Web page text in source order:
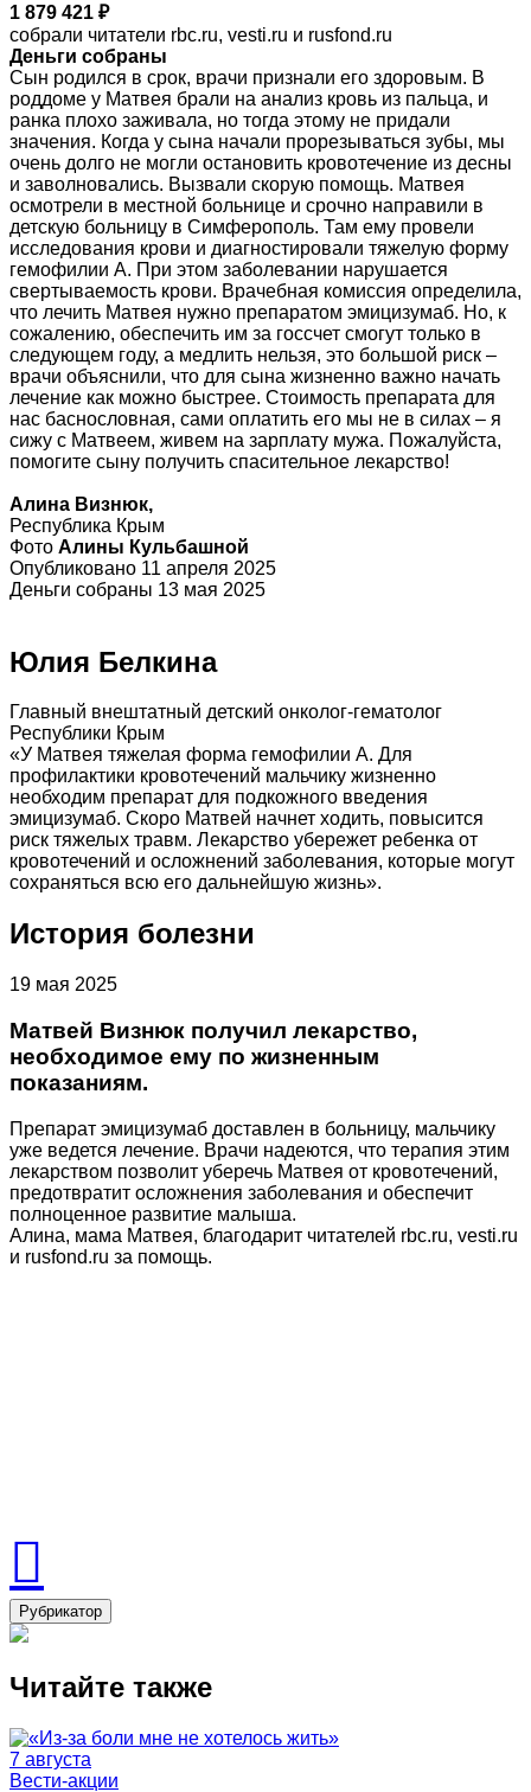
1 879 421 ₽
собрали читатели rbc.ru, vesti.ru и rusfond.ru
Деньги собраны
Сын родился в срок, врачи признали его здоровым. В
роддоме у Матвея брали на анализ кровь из пальца, и
ранка плохо заживала, но тогда этому не придали
значения. Когда у сына начали прорезываться зубы, мы
очень долго не могли остановить кровотечение из десны
и заволновались. Вызвали скорую помощь. Матвея
осмотрели в местной больнице и срочно направили в
детскую больницу в Симферополь. Там ему провели
исследования крови и диагностировали тяжелую форму
гемофилии А. При этом заболевании нарушается
свертываемость крови. Врачебная комиссия определила,
что лечить Матвея нужно препаратом эмицизумаб. Но, к
сожалению, обеспечить им за госсчет смогут только в
следующем году, а медлить нельзя, это большой риск –
врачи объяснили, что для сына жизненно важно начать
лечение как можно быстрее. Стоимость препарата для
нас баснословная, сами оплатить его мы не в силах – я
сижу с Матвеем, живем на зарплату мужа. Пожалуйста,
помогите сыну получить спасительное лекарство!
Алина Визнюк,
Республика Крым
Фото Алины Кульбашной
Опубликовано 11 апреля 2025
Деньги собраны 13 мая 2025
Юлия Белкина
Главный внештатный детский онколог-гематолог
Республики Крым
«У Матвея тяжелая форма гемофилии А. Для
профилактики кровотечений мальчику жизненно
необходим препарат для подкожного введения
эмицизумаб. Скоро Матвей начнет ходить, повысится
риск тяжелых травм. Лекарство убережет ребенка от
кровотечений и осложнений заболевания, которые могут
сохраняться всю его дальнейшую жизнь».
История болезни
19 мая 2025
Матвей Визнюк получил лекарство,
необходимое ему по жизненным
показаниям.
Препарат эмицизумаб доставлен в больницу, мальчику
уже ведется лечение. Врачи надеются, что терапия этим
лекарством позволит уберечь Матвея от кровотечений,
предотвратит осложнения заболевания и обеспечит
полноценное развитие малыша.
Алина, мама Матвея, благодарит читателей rbc.ru, vesti.ru
и rusfond.ru за помощь.
Рубрикатор
Читайте также
7 августа
Вести-акции